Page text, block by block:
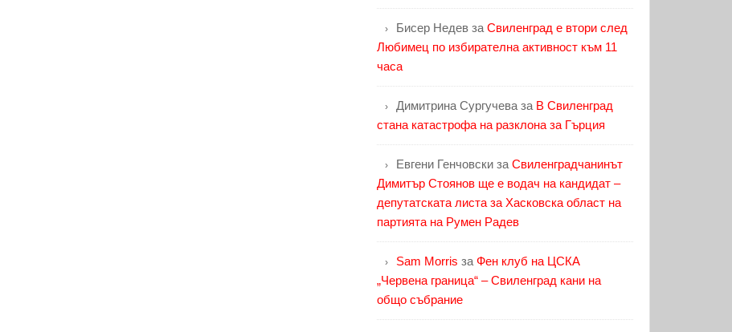
Бисер Недев за Свиленград е втори след
Любимец по избирателна активност към 11
часа
Димитрина Сургучева за В Свиленград
стана катастрофа на разклона за Гърция
Евгени Генчовски за Свиленградчанинът
Димитър Стоянов ще е водач на кандидат –
депутатската листа за Хасковска област на
партията на Румен Радев
Sam Morris за Фен клуб на ЦСКА
„Червена граница“ – Свиленград кани на
общо събрание